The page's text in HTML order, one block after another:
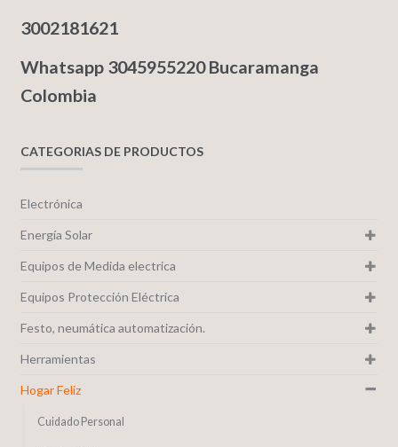
3002181621
Whatsapp 3045955220 Bucaramanga
Colombia
CATEGORIAS DE PRODUCTOS
Electrónica
Energía Solar
Equipos de Medida electrica
Equipos Protección Eléctrica
Festo, neumática automatización.
Herramientas
Hogar Feliz
Cuidado Personal